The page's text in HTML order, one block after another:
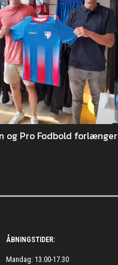
og Pro Fodbold forlænger
ÅBNINGSTIDER:
Mandag: 13.00-17.30